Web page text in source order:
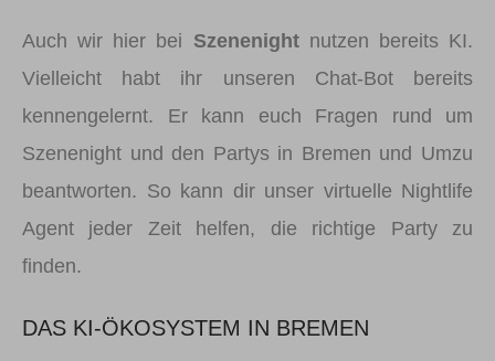
Auch wir hier bei Szenenightnutzen bereits KI.
Vielleicht habt ihr unseren Chat-Bot bereits
kennengelernt. Er kann euch Fragen rund um
Szenenight und den Partys in Bremen und Umzu
beantworten. So kann dir unser virtuelle Nightlife
Agent jeder Zeit helfen, die richtige Party zu
finden.
DAS KI-ÖKOSYSTEM IN BREMEN